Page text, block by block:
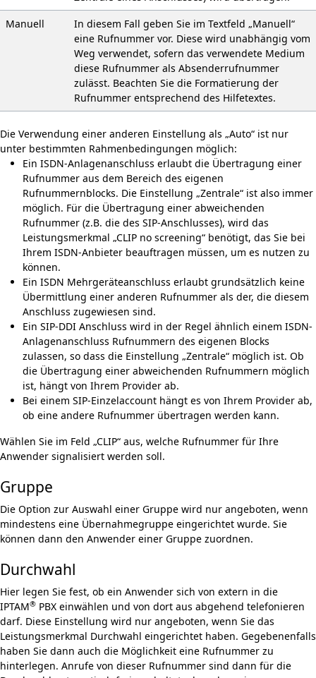
Manuell
In diesem Fall geben Sie im Textfeld „Manuell“
eine Rufnummer vor. Diese wird unabhängig vom
Weg verwendet, sofern das verwendete Medium
diese Rufnummer als Absenderrufnummer
zulässt. Beachten Sie die Formatierung der
Rufnummer entsprechend des Hilfetextes.
Die Verwendung einer anderen Einstellung als „Auto“ ist nur
unter bestimmten Rahmen­bedingungen möglich:
Ein ISDN-Anlagenanschluss erlaubt die Übertragung einer
Rufnummer aus dem Be­reich des eigenen
Rufnummernblocks. Die Einstellung „Zentrale“ ist also immer
möglich. Für die Übertragung einer abweichenden
Rufnummer (z.B. die des SIP-An­schlusses), wird das
Leistungsmerkmal „CLIP no screening“ benötigt, das Sie bei
Ih­rem ISDN-Anbieter beauftragen müssen, um es nutzen zu
können.
Ein ISDN Mehrge­räteanschluss erlaubt grundsätzlich keine
Übermittlung einer anderen Rufnummer als der, die diesem
Anschluss zugewiesen sind.
Ein SIP-DDI Anschluss wird in der Regel ähnlich einem ISDN-
Anlagenanschluss Rufnum­mern des eigenen Blocks
zulassen, so dass die Einstellung „Zentrale“ möglich ist. Ob
die Übertragung einer abweichenden Rufnummern möglich
ist, hängt von Ihrem Provider ab.
Bei einem SIP-Einzelaccount hängt es von Ihrem Provider ab,
ob eine andere Ruf­nummer übertragen werden kann.
Wählen Sie im Feld „CLIP“ aus, welche Rufnummer für Ihre
Anwender signalisiert werden soll.
Gruppe
Die Option zur Auswahl einer Gruppe wird nur angeboten, wenn
mindestens eine Übernahmegruppe eingerichtet wurde. Sie
können dann den Anwender einer Gruppe zuordnen.
Durchwahl
Hier legen Sie fest, ob ein Anwender sich von extern in die
IPTAM® PBX einwählen und von dort aus abgehend telefonieren
darf. Diese Einstellung wird nur angeboten, wenn Sie das
Leistungsmerkmal Durchwahl eingerichtet haben. Gegebenenfalls
haben Sie dann auch die Möglichkeit eine Rufnummer zu
hinterlegen. Anrufe von dieser Rufnummer sind dann für die